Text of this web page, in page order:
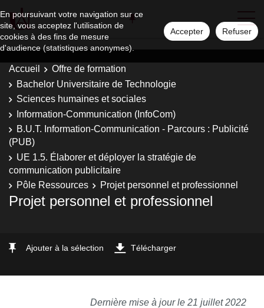
En poursuivant votre navigation sur ce
site, vous acceptez l'utilisation de
cookies à des fins de mesure
d'audience (statistiques anonymes).
Accepter Refuser
Accueil
Offre de formation
Bachelor Universitaire de Technologie
Sciences humaines et sociales
Information-Communication (InfoCom)
B.U.T. Information-Communication - Parcours : Publicité
(PUB)
UE 1.5. Élaborer et déployer la stratégie de
communication publicitaire
Pôle Ressources
Projet personnel et professionnel
Projet personnel et professionnel
Ajouter à la sélection Télécharger
Dernière mise à jour le 21 juillet 2022